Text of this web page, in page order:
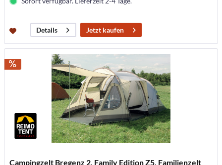
Details Jetzt kaufen
Campingzelt Bregenz 2, Family Edition Z5, Familienzelt